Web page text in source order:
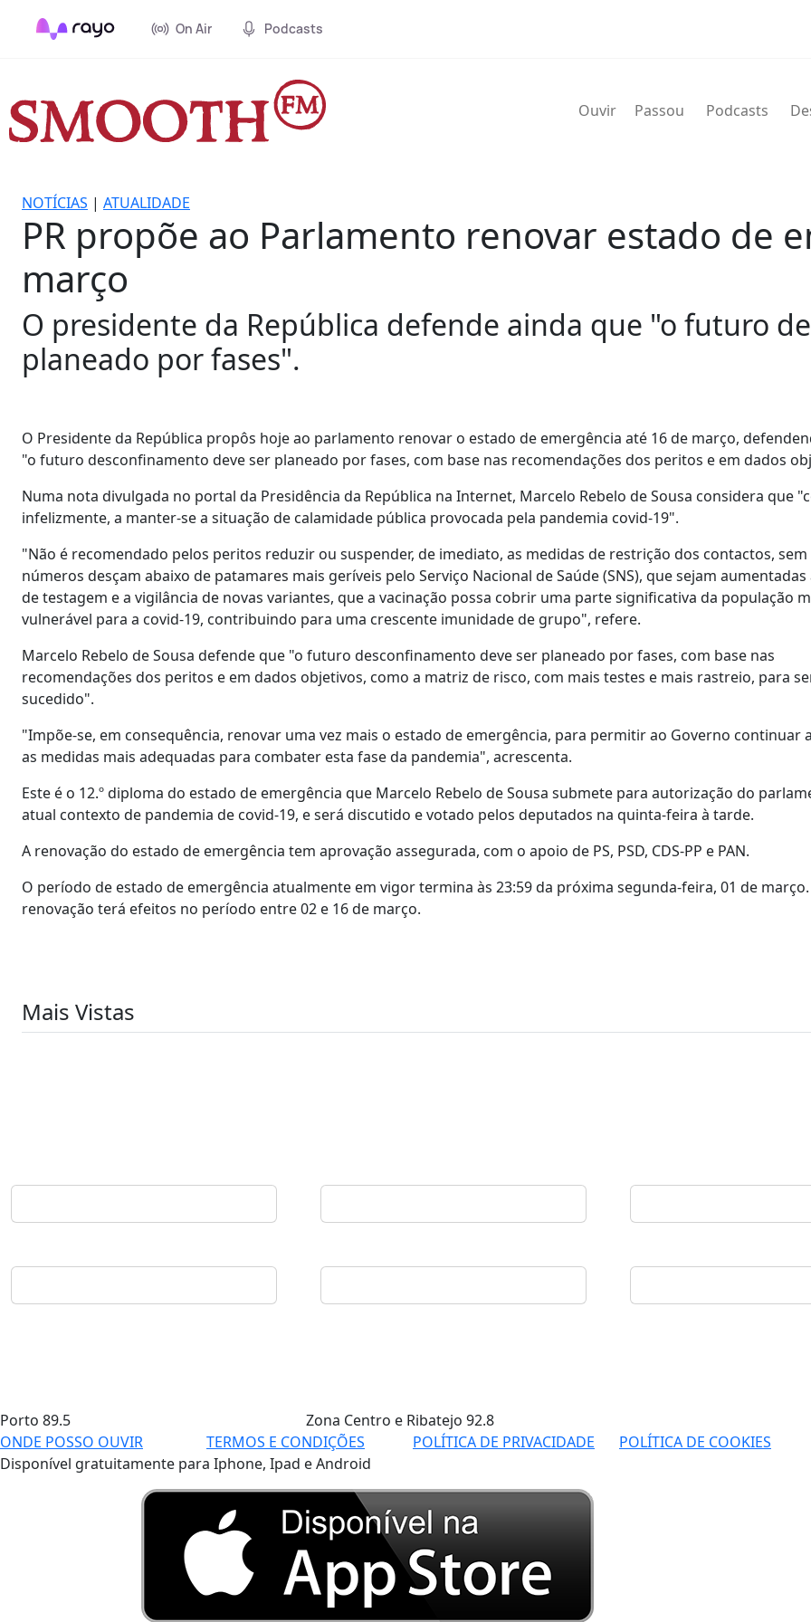
On Air Podcasts
Ouvir Passou Podcasts
NOTÍCIAS | ATUALIDADE
PR propõe ao Parlamento renovar estado de
março
O presidente da República defende ainda que "o futuro
planeado por fases".
O Presidente da República propôs hoje ao parlamento renovar o estado de emergência até 16 de março,
"o futuro desconfinamento deve ser planeado por fases, com base nas recomendações dos peritos e em dados
Numa nota divulgada no portal da Presidência da República na Internet, Marcelo Rebelo de Sousa considera que
infelizmente, a manter-se a situação de calamidade pública provocada pela pandemia covid-19".
"Não é recomendado pelos peritos reduzir ou suspender, de imediato, as medidas de restrição dos contactos, sem
números desçam abaixo de patamares mais geríveis pelo Serviço Nacional de Saúde (SNS), que sejam aumentadas
de testagem e a vigilância de novas variantes, que a vacinação possa cobrir uma parte significativa da população
vulnerável para a covid-19, contribuindo para uma crescente imunidade de grupo", refere.
Marcelo Rebelo de Sousa defende que "o futuro desconfinamento deve ser planeado por fases, com base nas
recomendações dos peritos e em dados objetivos, como a matriz de risco, com mais testes e mais rastreio, para
sucedido".
"Impõe-se, em consequência, renovar uma vez mais o estado de emergência, para permitir ao Governo continuar
as medidas mais adequadas para combater esta fase da pandemia", acrescenta.
Este é o 12.º diploma do estado de emergência que Marcelo Rebelo de Sousa submete para autorização do
atual contexto de pandemia de covid-19, e será discutido e votado pelos deputados na quinta-feira à tarde.
A renovação do estado de emergência tem aprovação assegurada, com o apoio de PS, PSD, CDS-PP e PAN.
O período de estado de emergência atualmente em vigor termina às 23:59 da próxima segunda-feira, 01 de março.
renovação terá efeitos no período entre 02 e 16 de março.
Mais Vistas
Porto 89.5 Zona Centro e Ribatejo 92.8
ONDE POSSO OUVIR
TERMOS E CONDIÇÕES POLÍTICA DE PRIVACIDADE
POLÍTICA DE COOKIES
Disponível gratuitamente para Iphone, Ipad e Android